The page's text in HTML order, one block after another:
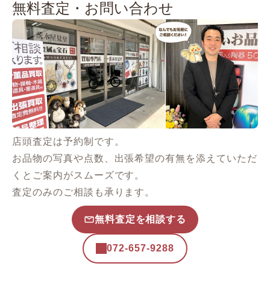
無料査定・お問い合わせ
店頭査定は予約制です。
お品物の写真や点数、出張希望の有無を添えていただ
くとご案内がスムーズです。
査定のみのご相談も承ります。
無料査定を相談する
072-657-9288